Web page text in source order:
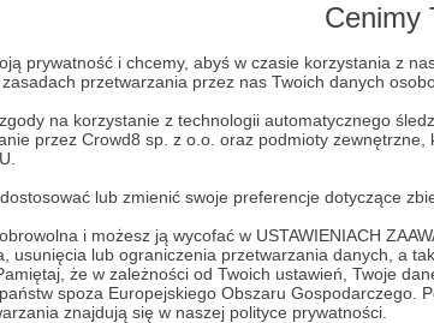
Cenimy
prywatność i chcemy, abyś w czasie korzystania z
przetwarzania przez nas Twoich danych
na korzystanie z technologii automatycznego
przez Crowd8 sp. z o.o. oraz podmioty
lub zmienić swoje preferencje dotyczące
i możesz ją wycofać w USTAWIENIACH
usunięcia lub ograniczenia przetwarzania danych, a
że w zależności od Twoich ustawień, Twoje
spoza Europejskiego Obszaru Gospodarczego.
znajdują się w naszej polityce prywatności.
Dołącz
Wesprzyj